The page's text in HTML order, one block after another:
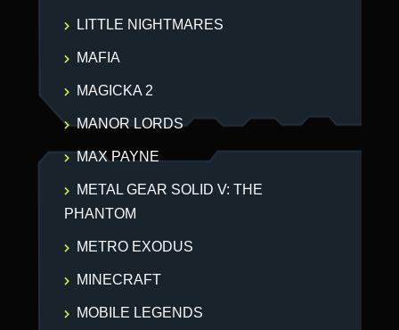
LITTLE NIGHTMARES
MAFIA
MAGICKA 2
MANOR LORDS
MAX PAYNE
METAL GEAR SOLID V: THE
PHANTOM
METRO EXODUS
MINECRAFT
MOBILE LEGENDS